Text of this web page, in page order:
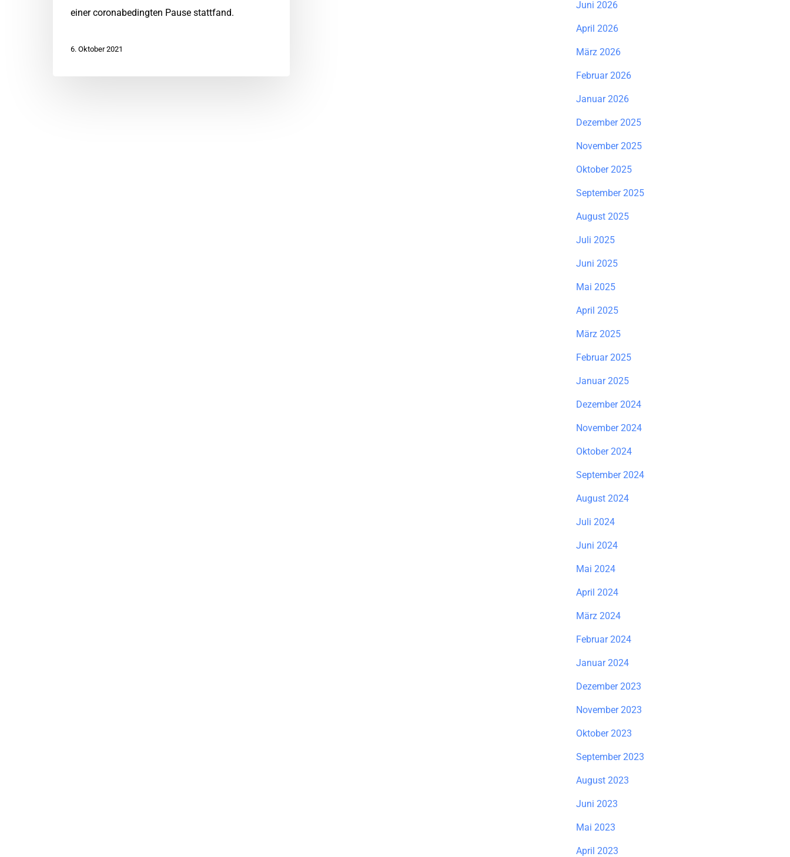
einer coronabedingten Pause stattfand.
6. Oktober 2021
Juni 2026
April 2026
März 2026
Februar 2026
Januar 2026
Dezember 2025
November 2025
Oktober 2025
September 2025
August 2025
Juli 2025
Juni 2025
Mai 2025
April 2025
März 2025
Februar 2025
Januar 2025
Dezember 2024
November 2024
Oktober 2024
September 2024
August 2024
Juli 2024
Juni 2024
Mai 2024
April 2024
März 2024
Februar 2024
Januar 2024
Dezember 2023
November 2023
Oktober 2023
September 2023
August 2023
Juni 2023
Mai 2023
April 2023